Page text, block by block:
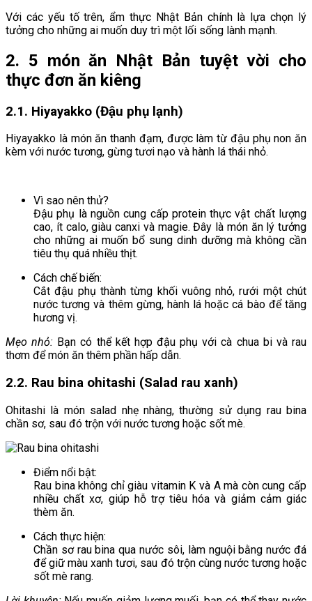
Với các yếu tố trên, ẩm thực Nhật Bản chính là lựa chọn lý
tưởng cho những ai muốn duy trì một lối sống lành mạnh.
2. 5 món ăn Nhật Bản tuyệt vời cho
thực đơn ăn kiêng
2.1. Hiyayakko (Đậu phụ lạnh)
Hiyayakko là món ăn thanh đạm, được làm từ đậu phụ non ăn
kèm với nước tương, gừng tươi nạo và hành lá thái nhỏ.
Vì sao nên thử?
Đậu phụ là nguồn cung cấp protein thực vật chất lượng
cao, ít calo, giàu canxi và magie. Đây là món ăn lý tưởng
cho những ai muốn bổ sung dinh dưỡng mà không cần
tiêu thụ quá nhiều thịt.
Cách chế biến:
Cắt đậu phụ thành từng khối vuông nhỏ, rưới một chút
nước tương và thêm gừng, hành lá hoặc cá bào để tăng
hương vị.
Mẹo nhỏ: Bạn có thể kết hợp đậu phụ với cà chua bi và rau
thơm để món ăn thêm phần hấp dẫn.
2.2. Rau bina ohitashi (Salad rau xanh)
Ohitashi là món salad nhẹ nhàng, thường sử dụng rau bina
chần sơ, sau đó trộn với nước tương hoặc sốt mè.
Điểm nổi bật:
Rau bina không chỉ giàu vitamin K và A mà còn cung cấp
nhiều chất xơ, giúp hỗ trợ tiêu hóa và giảm cảm giác
thèm ăn.
Cách thực hiện:
Chần sơ rau bina qua nước sôi, làm nguội bằng nước đá
để giữ màu xanh tươi, sau đó trộn cùng nước tương hoặc
sốt mè rang.